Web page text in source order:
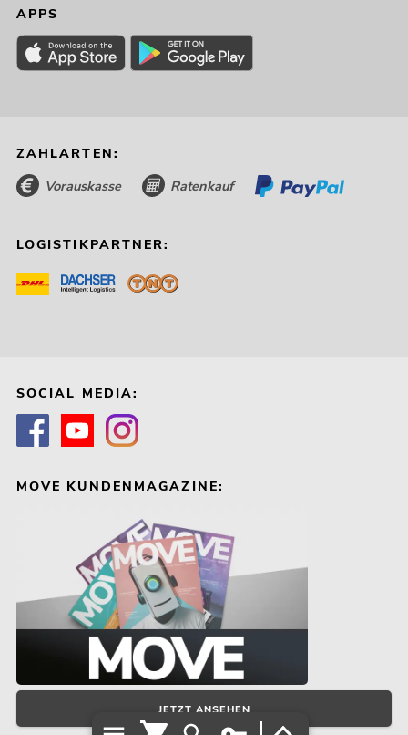
APPS
ZAHLARTEN:
Vorauskasse Ratenkauf
LOGISTIKPARTNER:
SOCIAL MEDIA:
MOVE KUNDENMAGAZINE:
JETZT ANSEHEN